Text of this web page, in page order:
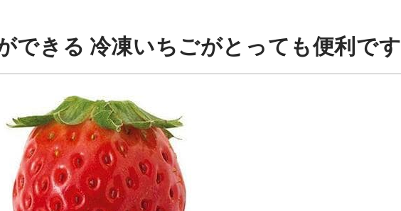
できる 冷凍いちごがとっても便利です